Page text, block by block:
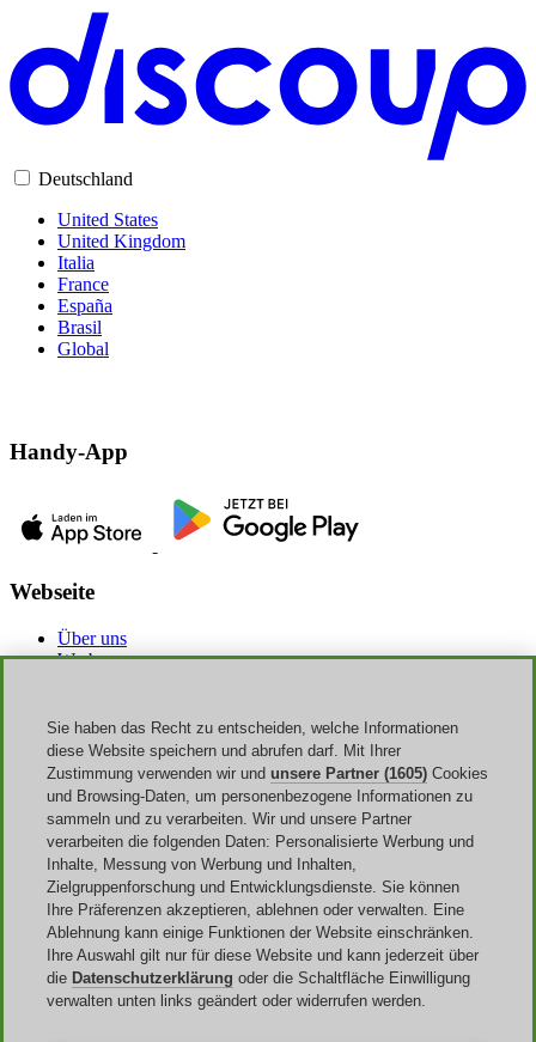
Deutschland
United States
United Kingdom
Italia
France
España
Brasil
Global
Handy-App
Webseite
Über uns
Werbung
FAQ
AGB
Impressum
Transparenz
Discoup Team
Nachrichte
Alle Geschäfte
Alle Kategorien
Rabattleitfaden
Events
Sale
Back to School
Sie haben das Recht zu entscheiden, welche Informationen
diese Website speichern und abrufen darf. Mit Ihrer
Zustimmung verwenden wir und unsere Partner (1605) Cookies
und Browsing-Daten, um personenbezogene Informationen zu
sammeln und zu verarbeiten. Wir und unsere Partner
verarbeiten die folgenden Daten: Personalisierte Werbung und
Inhalte, Messung von Werbung und Inhalten,
Zielgruppenforschung und Entwicklungsdienste. Sie können
Ihre Präferenzen akzeptieren, ablehnen oder verwalten. Eine
Ablehnung kann einige Funktionen der Website einschränken.
Ihre Auswahl gilt nur für diese Website und kann jederzeit über
die Datenschutzerklärung oder die Schaltfläche Einwilligung
verwalten unten links geändert oder widerrufen werden.